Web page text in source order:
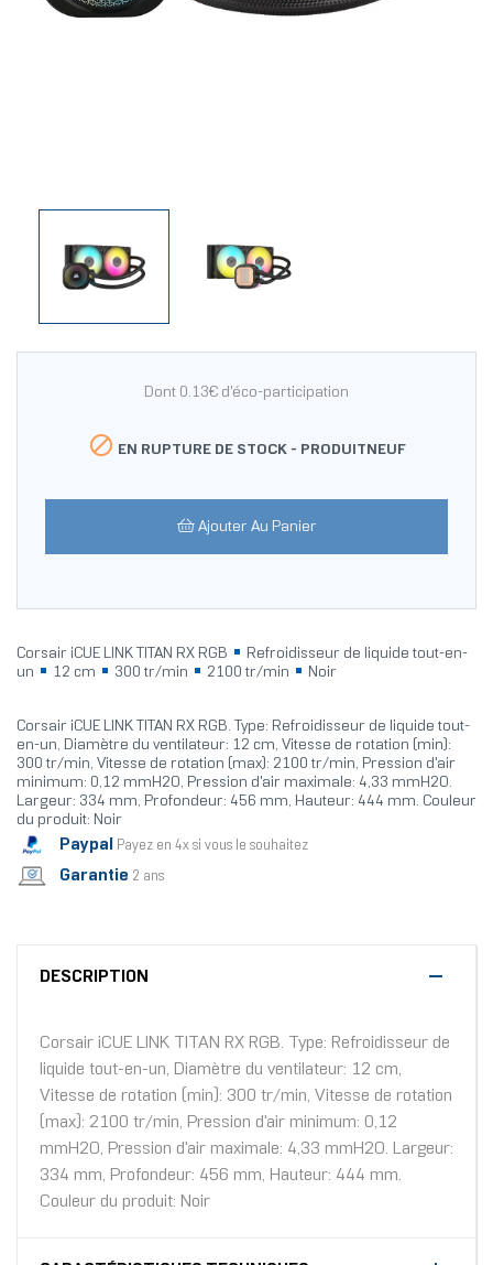
Dont 0.13€ d'éco-participation
 EN RUPTURE DE STOCK - PRODUITNEUF
Ajouter Au Panier
Corsair iCUE LINK TITAN RX RGB
Refroidisseur de liquide tout-en-
un
12 cm 300 tr/min 2100 tr/min Noir
Corsair iCUE LINK TITAN RX RGB. Type: Refroidisseur de liquide tout-
en-un, Diamètre du ventilateur: 12 cm, Vitesse de rotation (min):
300 tr/min, Vitesse de rotation (max): 2100 tr/min, Pression d'air
minimum: 0,12 mmH2O, Pression d'air maximale: 4,33 mmH2O.
Largeur: 334 mm, Profondeur: 456 mm, Hauteur: 444 mm. Couleur
du produit: Noir
Paypal Payez en 4x si vous le souhaitez
Garantie 2 ans
DESCRIPTION
Corsair iCUE LINK TITAN RX RGB. Type: Refroidisseur de
liquide tout-en-un, Diamètre du ventilateur: 12 cm,
Vitesse de rotation (min): 300 tr/min, Vitesse de rotation
(max): 2100 tr/min, Pression d'air minimum: 0,12
mmH2O, Pression d'air maximale: 4,33 mmH2O. Largeur:
334 mm, Profondeur: 456 mm, Hauteur: 444 mm.
Couleur du produit: Noir